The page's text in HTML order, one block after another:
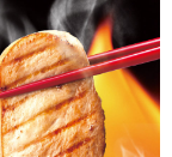
，確認付款後即完
認頁面所載為準。
過，訂單將自動取
分期系統評分，恕無
式。 讓您購物簡單